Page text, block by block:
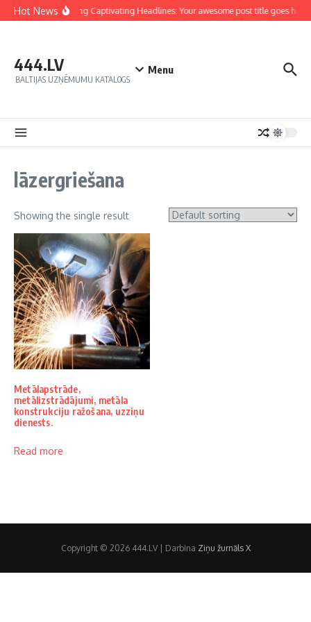
Hot NewsCrafting Captivating Headlines: Your awesome post title goes here
444.LV
BALTIJAS UZŅĒMUMU KATALOGS
Menu
lāzergriešana
Showing the single result
Metālapstrāde,
metālizstrādājumi, metāla
konstrukciju ražošana, uzziņu
dienests.
Read more
Copyright © 2026 444.LV | Darbina Ziņu žurnāls X